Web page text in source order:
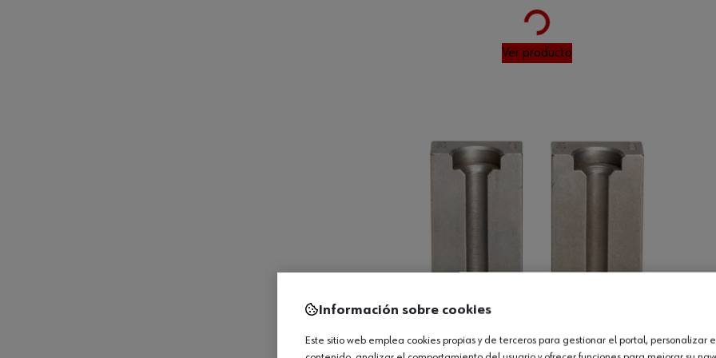
Ver producto
Información sobre cookies
Este sitio web emplea cookies propias y de terceros para gestionar el portal, personalizar